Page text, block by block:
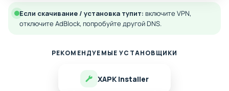
Если скачивание / установка тупит: включите VPN,
отключите AdBlock, попробуйте другой DNS.
РЕКОМЕНДУЕМЫЕ УСТАНОВЩИКИ
XAPK Installer